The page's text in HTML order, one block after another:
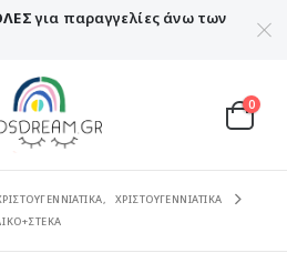
για παραγγελίες άνω των
0
,
ΧΡΙΣΤΟΥΓΕΝΝΙΑΤΙΚΑ